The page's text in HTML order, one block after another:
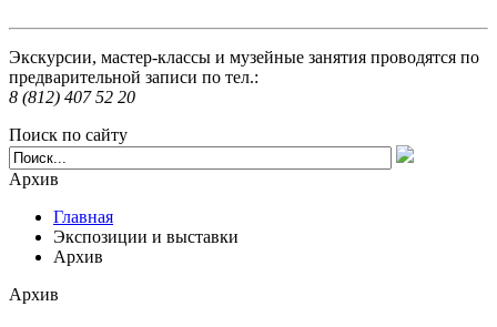
Экскурсии, мастер-классы и музейные занятия проводятся по
предварительной записи по тел.:
8 (812) 407 52 20
Поиск по сайту
Архив
Главная
Экспозиции и выставки
Архив
Архив